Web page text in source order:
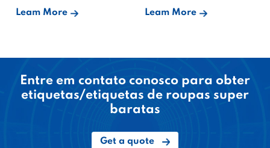
vestuário
Leam More Leam More
Entre em contato conosco para obter
etiquetas/etiquetas de roupas super
baratas
Get a quote